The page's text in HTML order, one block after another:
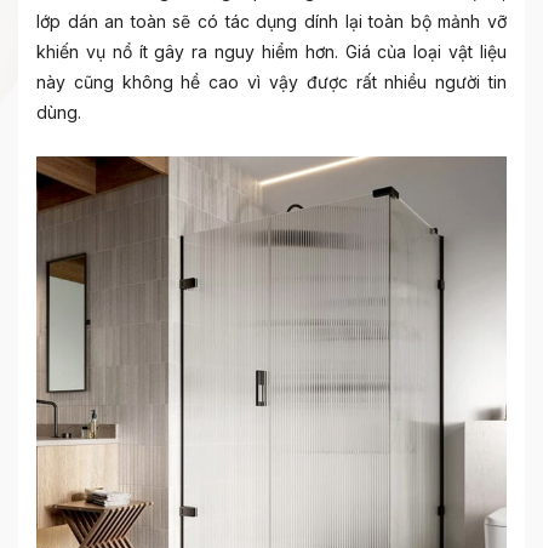
lớp dán an toàn sẽ có tác dụng dính lại toàn bộ mảnh vỡ
khiến vụ nổ ít gây ra nguy hiểm hơn. Giá của loại vật liệu
này cũng không hề cao vì vậy được rất nhiều người tin
dùng.